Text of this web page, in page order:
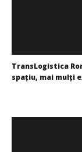
TransLogistica
spațiu, mai mulți